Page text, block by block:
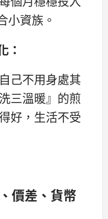
小資族。
：
己不用身處其
三溫暖』的煎
好，生活不受
價差、貨幣